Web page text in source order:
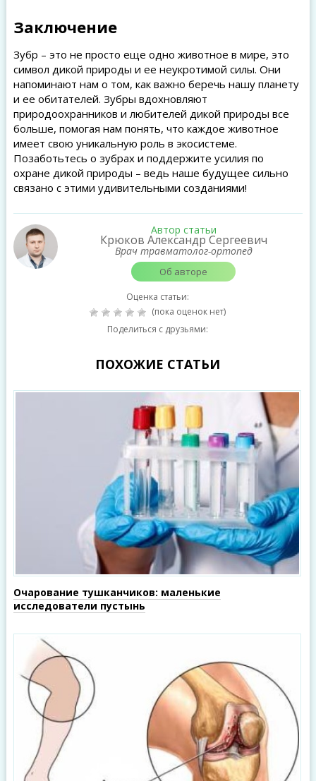
Заключение
Зубр – это не просто еще одно животное в мире, это
символ дикой природы и ее неукротимой силы. Они
напоминают нам о том, как важно беречь нашу планету
и ее обитателей. Зубры вдохновляют
природоохранников и любителей дикой природы все
больше, помогая нам понять, что каждое животное
имеет свою уникальную роль в экосистеме.
Позаботьтесь о зубрах и поддержите усилия по
охране дикой природы – ведь наше будущее сильно
связано с этими удивительными созданиями!
Автор статьи
Крюков Александр Сергеевич
Врач травматолог-ортопед
Об авторе
Оценка статьи:
(пока оценок нет)
Поделиться с друзьями:
ПОХОЖИЕ СТАТЬИ
Очарование тушканчиков: маленькие
исследователи пустынь